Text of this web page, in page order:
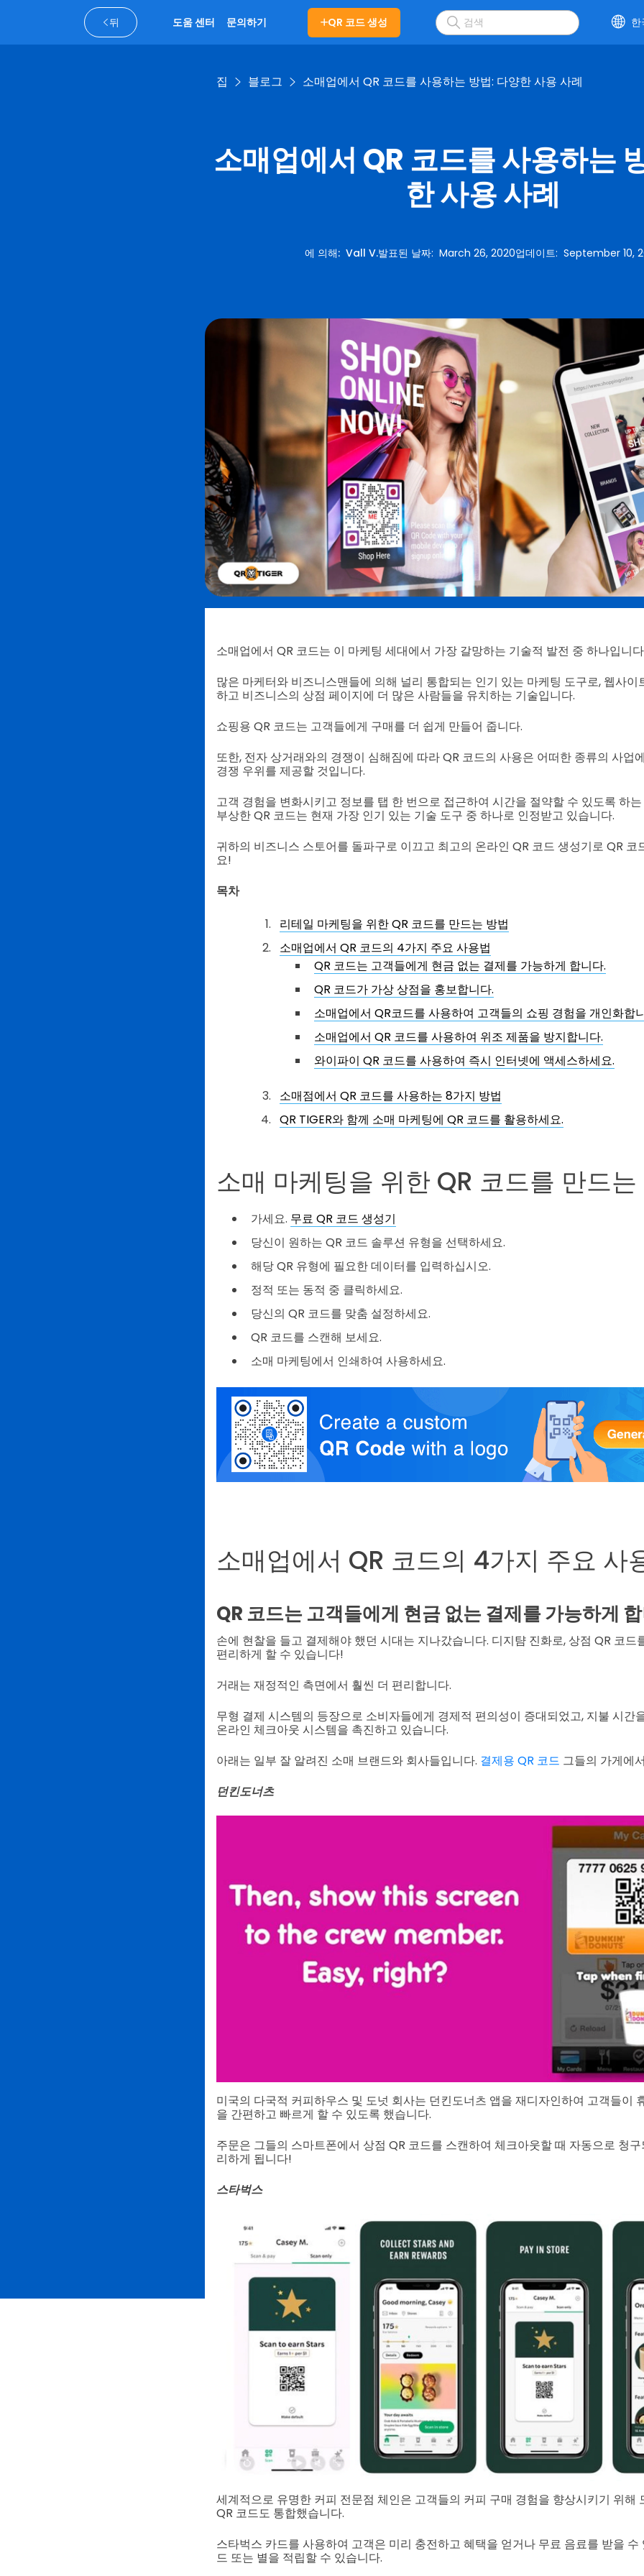
뒤 도움 센터 문의하기 QR 코드 생성 한
집 블로그 소매업에서 QR 코드를 사용하는 방법: 다양한 사용 사례
소매업에서 QR 코드를 사용하는
한 사용 사례
에 의해: Vall V.발표된 날짜: March 26, 2020업데이트: September 10,
소매업에서 QR 코드는 이 마케팅 세대에서 가장 갈망하는 기술적 발전 중 하나입니
많은 마케터와 비즈니스맨들에 의해 널리 통합되는 인기 있는 마케팅 도구로, 웹사이
하고 비즈니스의 상점 페이지에 더 많은 사람들을 유치하는 기술입니다.
쇼핑용 QR 코드는 고객들에게 구매를 더 쉽게 만들어 줍니다.
또한, 전자 상거래와의 경쟁이 심해짐에 따라 QR 코드의 사용은 어떠한 종류의 사업
경쟁 우위를 제공할 것입니다.
고객 경험을 변화시키고 정보를 탭 한 번으로 접근하여 시간을 절약할 수 있도록 하
부상한 QR 코드는 현재 가장 인기 있는 기술 도구 중 하나로 인정받고 있습니다.
귀하의 비즈니스 스토어를 돌파구로 이끄고 최고의 온라인 QR 코드 생성기로 QR 코
요!
목차
리테일 마케팅을 위한 QR 코드를 만드는 방법
소매업에서 QR 코드의 4가지 주요 사용법
QR 코드는 고객들에게 현금 없는 결제를 가능하게 합니다.
QR 코드가 가상 상점을 홍보합니다.
소매업에서 QR코드를 사용하여 고객들의 쇼핑 경험을 개인화합
소매업에서 QR 코드를 사용하여 위조 제품을 방지합니다.
와이파이 QR 코드를 사용하여 즉시 인터넷에 액세스하세요.
소매점에서 QR 코드를 사용하는 8가지 방법
QR TIGER와 함께 소매 마케팅에 QR 코드를 활용하세요.
소매 마케팅을 위한 QR 코드를 만드
가세요. 무료 QR 코드 생성기
당신이 원하는 QR 코드 솔루션 유형을 선택하세요.
해당 QR 유형에 필요한 데이터를 입력하십시오.
정적 또는 동적 중 클릭하세요.
당신의 QR 코드를 맞춤 설정하세요.
QR 코드를 스캔해 보세요.
소매 마케팅에서 인쇄하여 사용하세요.
소매업에서 QR 코드의 4가지 주요 사
QR 코드는 고객들에게 현금 없는 결제를 가능하게
손에 현찰을 들고 결제해야 했던 시대는 지나갔습니다. 디지턈 진화로, 상점 QR 코드
편리하게 할 수 있습니다!
거래는 재정적인 측면에서 훨씬 더 편리합니다.
무형 결제 시스템의 등장으로 소비자들에게 경제적 편의성이 증대되었고, 지불 시간
온라인 체크아웃 시스템을 촉진하고 있습니다.
아래는 일부 잘 알려진 소매 브랜드와 회사들입니다. 결제용 QR 코드 그들의 가게에
던킨도너츠
미국의 다국적 커피하우스 및 도넛 회사는 던킨도너츠 앱을 재디자인하여 고객들이
을 간편하고 빠르게 할 수 있도록 했습니다.
주문은 그들의 스마트폰에서 상점 QR 코드를 스캔하여 체크아웃할 때 자동으로 청
리하게 됩니다!
스타벅스
세계적으로 유명한 커피 전문점 체인은 고객들의 커피 구매 경험을 향상시키기 위해
QR 코드도 통합했습니다.
스타벅스 카드를 사용하여 고객은 미리 충전하고 혜택을 얻거나 무료 음료를 받을 수
드 또는 별을 적립할 수 있습니다.